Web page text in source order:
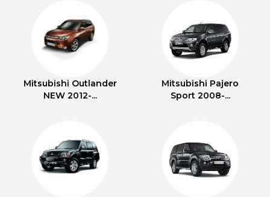
Mitsubishi Outlander
NEW 2012-...
Mitsubishi Pajero
Sport 2008-...